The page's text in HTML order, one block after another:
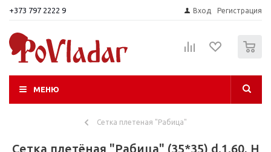
+373 797 2222 9 Вход Регистрация
МЕНЮ
Сетка плетеная "Рабица"
Сетка плетёная "Рабица" (35*35) d.1.60, H